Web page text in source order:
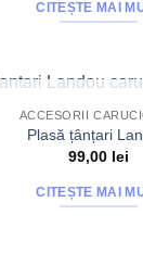
CITEȘTE MAI
STOC
ACCESORII
Plasă țânțari
99,00 lei
CITEȘTE MAI